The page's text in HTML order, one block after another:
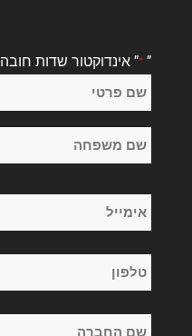
"
*" אינדוקטור שדות חובה
שֵׁם
*
פרטי
משפחה
אימייל
*
טלפון
*
שם